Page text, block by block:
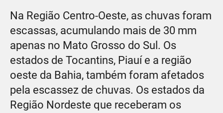
Na Região Centro-Oeste, as chuvas foram
escassas, acumulando mais de 30 mm
apenas no Mato Grosso do Sul. Os
estados de Tocantins, Piauí e a região
oeste da Bahia, também foram afetados
pela escassez de chuvas. Os estados da
Região Nordeste que receberam os